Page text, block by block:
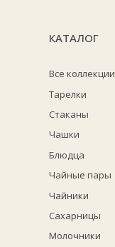
КАТАЛОГ
Все коллекции
Тарелки
Стаканы
Чашки
Блюдца
Чайные пары
Чайники
Сахарницы
Молочники